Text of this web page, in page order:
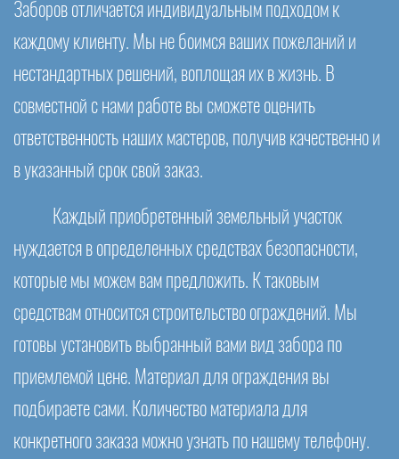
Заборов отличается индивидуальным подходом к
каждому клиенту. Мы не боимся ваших пожеланий и
нестандартных решений, воплощая их в жизнь. В
совместной с нами работе вы сможете оценить
ответственность наших мастеров, получив качественно и
в указанный срок свой заказ.
Каждый приобретенный земельный участок
нуждается в определенных средствах безопасности,
которые мы можем вам предложить. К таковым
средствам относится строительство ограждений. Мы
готовы установить выбранный вами вид забора по
приемлемой цене. Материал для ограждения вы
подбираете сами. Количество материала для
конкретного заказа можно узнать по нашему телефону.